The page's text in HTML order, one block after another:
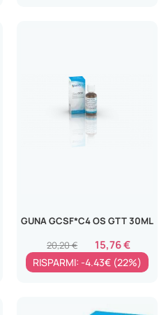
GUNA GCSF*C4 OS GTT 30ML
15,76 €
20,20 €
RISPARMI: -4.43€ (22%)